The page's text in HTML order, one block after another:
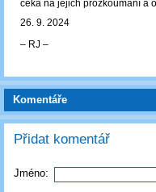
čeká na jejich prozkoumání a
26. 9. 2024
‒ RJ ‒
Komentáře
Přidat komentář
Jméno: